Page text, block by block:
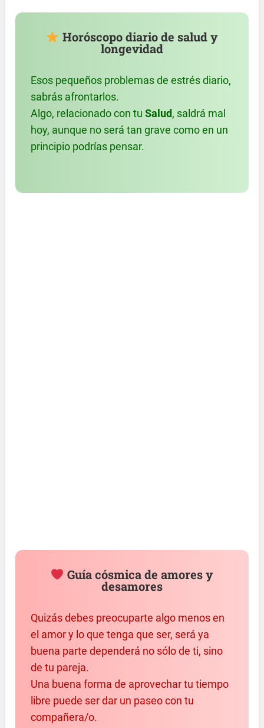
Horóscopo diario de salud y
longevidad
Esos pequeños problemas de estrés diario,
sabrás afrontarlos.
Algo, relacionado con tuSalud , saldrá mal
hoy, aunque no será tan grave como en un
principio podrías pensar.
Guía cósmica de amores y
desamores
Quizás debes preocuparte algo menos en
el amor y lo que tenga que ser, será ya
buena parte dependerá no sólo de ti, sino
de tu pareja.
Una buena forma de aprovechar tu tiempo
libre puede ser dar un paseo con tu
compañera/o.